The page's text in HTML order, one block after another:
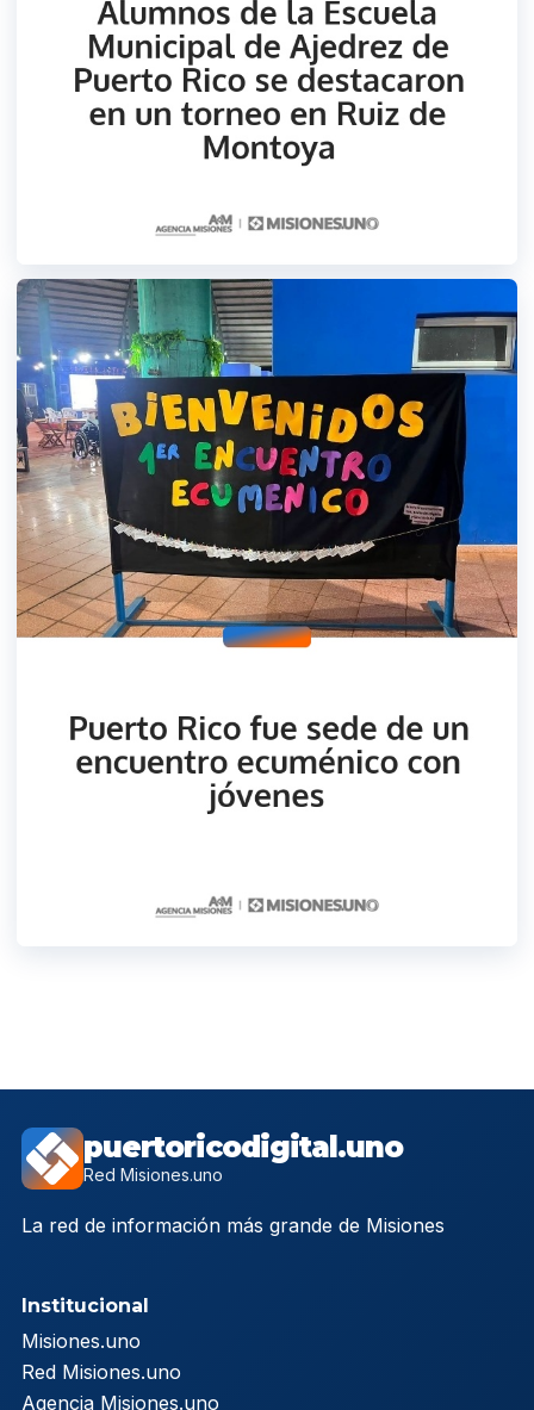
puertoricodigital.uno
Red Misiones.uno
La red de información más grande de Misiones
Institucional
Misiones.uno
Red Misiones.uno
Agencia Misiones.uno